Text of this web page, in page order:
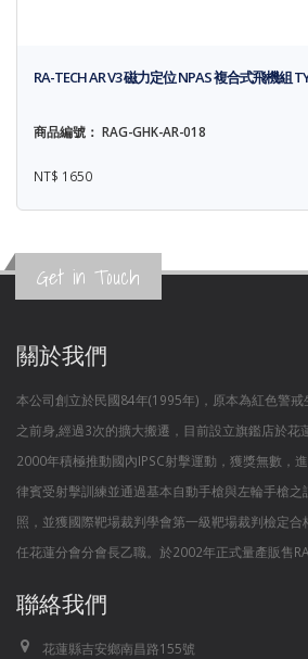
RA-TECH AR V3 磁力定位 NPAS 複合式飛機組
商品編號： RAG-GHK-AR-018
NT$ 1650
Get in Touch
關於我們
本公司創立於民國84年(1995年)，原本為紅色警
之前身,經過3次的擴大搬遷，目前設立旗鑑店於花
2000年積極推動國內IPSC射擊運動，獲獎無數，
律賓受射擊訓練並通過基本自動手槍與左輪手槍之
照，並獲國際靶場裁判學會第一級靶場裁判檢定
任花蓮分會分會長乙職。於2002年正式量產販售
聯絡我們
花蓮縣吉安鄉南昌路155號